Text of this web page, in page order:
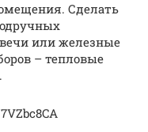
Сделать
или железные
– тепловые